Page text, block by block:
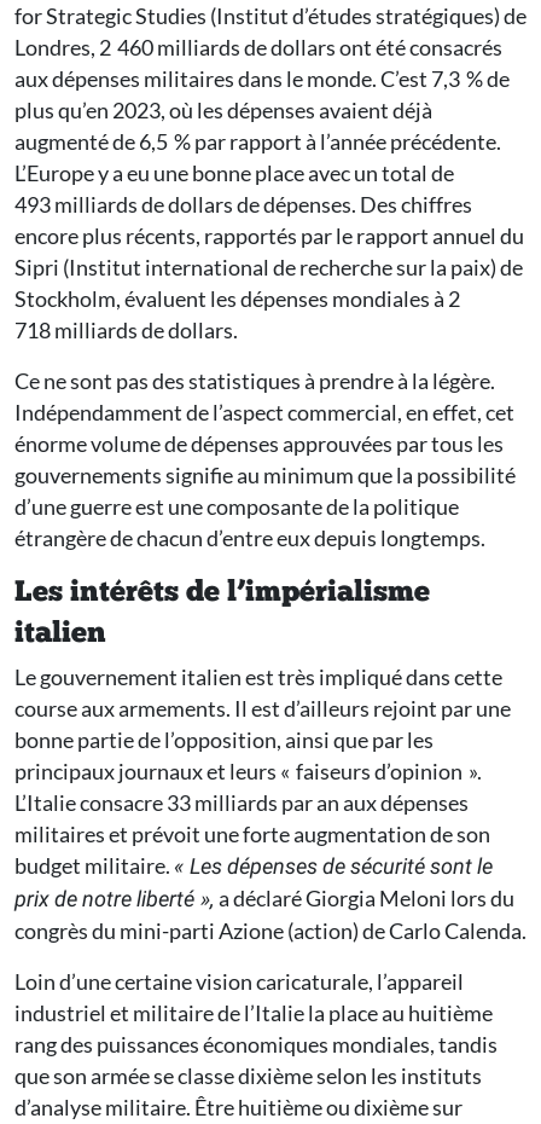
for Strategic Studies (Institut d’études stratégiques) de
Londres, 2 460 milliards de dollars ont été consacrés
aux dépenses militaires dans le monde. C’est 7,3 % de
plus qu’en 2023, où les dépenses avaient déjà
augmenté de 6,5 % par rapport à l’année précédente.
L’Europe y a eu une bonne place avec un total de
493 milliards de dollars de dépenses. Des chiffres
encore plus récents, rapportés par le rapport annuel du
Sipri (Institut international de recherche sur la paix) de
Stockholm, évaluent les dépenses mondiales à 2
718 milliards de dollars.
Ce ne sont pas des statistiques à prendre à la légère.
Indépendamment de l’aspect commercial, en effet, cet
énorme volume de dépenses approuvées par tous les
gouvernements signifie au minimum que la possibilité
d’une guerre est une composante de la politique
étrangère de chacun d’entre eux depuis longtemps.
Les intérêts de l’impérialisme
italien
Le gouvernement italien est très impliqué dans cette
course aux armements. Il est d’ailleurs rejoint par une
bonne partie de l’opposition, ainsi que par les
principaux journaux et leurs « faiseurs d’opinion ».
L’Italie consacre 33 milliards par an aux dépenses
militaires et prévoit une forte augmentation de son
budget militaire. « Les dépenses de sécurité sont le
prix de notre liberté », a déclaré Giorgia Meloni lors du
congrès du mini-parti Azione (action) de Carlo Calenda.
Loin d’une certaine vision caricaturale, l’appareil
industriel et militaire de l’Italie la place au huitième
rang des puissances économiques mondiales, tandis
que son armée se classe dixième selon les instituts
d’analyse militaire. Être huitième ou dixième sur